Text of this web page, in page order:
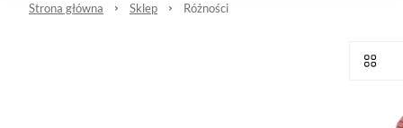
Strona główna Sklep Różności